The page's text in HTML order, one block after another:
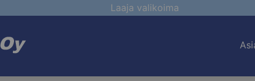
Laaja valikoima